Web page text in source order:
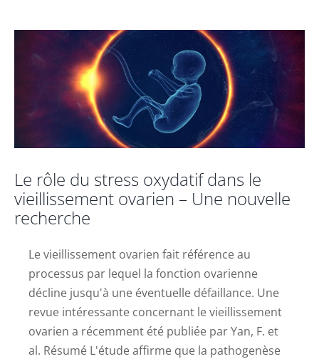
Le rôle du stress oxydatif dans le
vieillissement ovarien – Une nouvelle
recherche
Le vieillissement ovarien fait référence au
processus par lequel la fonction ovarienne
décline jusqu'à une éventuelle défaillance. Une
revue intéressante concernant le vieillissement
ovarien a récemment été publiée par Yan, F. et
al. Résumé L'étude affirme que la pathogenèse